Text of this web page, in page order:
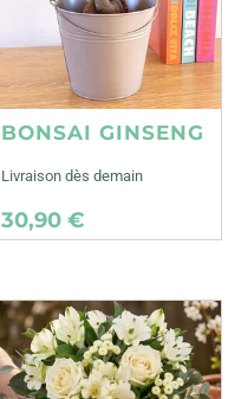
BONSAI GINSENG
Livraison dès demain
30,90 €